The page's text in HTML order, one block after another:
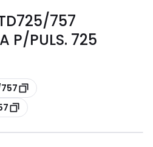
757
P/PULS. 725